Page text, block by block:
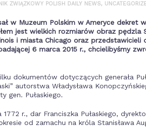
ZWIĄZKOWY POLISH DAILY NEWS,
w Muzeum Polskim w Ameryce dekret
jest wielkich rozmiarów obraz pędzla
i miasta Chicago oraz
6 marca 2015 r., chcielibyśmy
dokumentów dotyczących generała
autorstwa Władysława
gen. Pułaskiego.
r., dar Franciszka Pułaskiego,
od zamachu na króla Stanisława